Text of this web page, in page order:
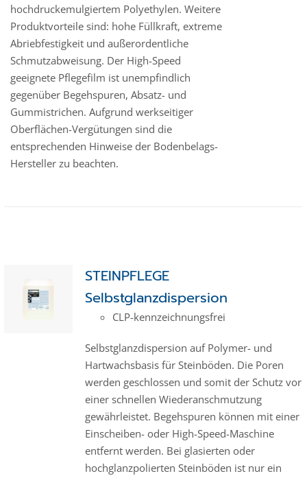
hochdruckemulgiertem Polyethylen. Weitere
Produktvorteile sind: hohe Füllkraft, extreme
Abriebfestigkeit und außerordentliche
Schmutzabweisung. Der High-Speed
geeignete Pflegefilm ist unempfindlich
gegenüber Begehspuren, Absatz- und
Gummistrichen. Aufgrund werkseitiger
Oberflächen-Vergütungen sind die
entsprechenden Hinweise der Bodenbelags-
Hersteller zu beachten.
STEINPFLEGE
Selbstglanzdispersion
CLP-kenn­zeich­­nungs­frei
Selbstglanzdispersion auf Polymer- und
Hartwachsbasis für Steinböden. Die Poren
werden geschlossen und somit der Schutz vor
einer schnellen Wiederanschmutzung
gewährleistet. Begehspuren können mit einer
Einscheiben- oder High-Speed-Maschine
entfernt werden. Bei glasierten oder
hochglanzpolierten Steinböden ist nur ein